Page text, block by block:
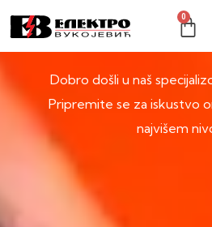
0
SHOP
Dobro došli u naš
Pripremite se za iskustvo
najvišem